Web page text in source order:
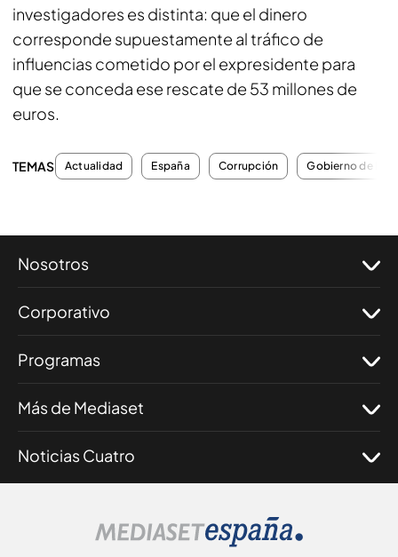
investigadores es distinta: que el dinero
corresponde supuestamente al tráfico de
influencias cometido por el expresidente para
que se conceda ese rescate de 53 millones de
euros.
TEMAS Actualidad España Corrupción Gobierno de
Nosotros
Corporativo
Programas
Más de Mediaset
Noticias Cuatro